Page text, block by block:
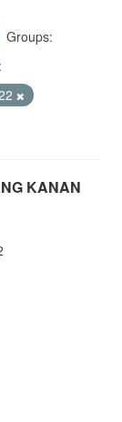
Groups:
KANAN